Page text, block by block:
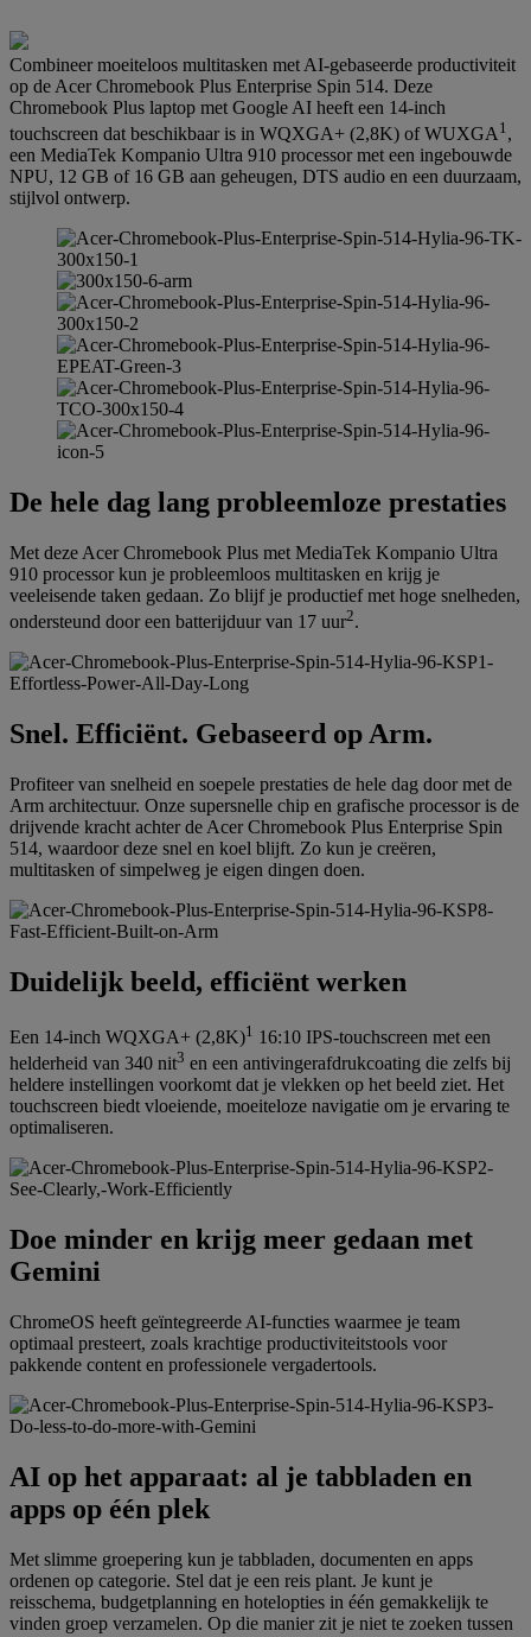
Combineer moeiteloos multitasken met AI-gebaseerde productiviteit
op de Acer Chromebook Plus Enterprise Spin 514. Deze
Chromebook Plus laptop met Google AI heeft een 14-inch
touchscreen dat beschikbaar is in WQXGA+ (2,8K) of WUXGA 1 ,
een MediaTek Kompanio Ultra 910 processor met een ingebouwde
NPU, 12 GB of 16 GB aan geheugen, DTS audio en een duurzaam,
stijlvol ontwerp.
De hele dag lang probleemloze prestaties
Met deze Acer Chromebook Plus met MediaTek Kompanio Ultra
910 processor kun je probleemloos multitasken en krijg je
veeleisende taken gedaan. Zo blijf je productief met hoge snelheden,
ondersteund door een batterijduur van 17 uur2.
Snel. Efficiënt. Gebaseerd op Arm.
Profiteer van snelheid en soepele prestaties de hele dag door met de
Arm architectuur. Onze supersnelle chip en grafische processor is de
drijvende kracht achter de Acer Chromebook Plus Enterprise Spin
514, waardoor deze snel en koel blijft. Zo kun je creëren,
multitasken of simpelweg je eigen dingen doen.
Duidelijk beeld, efficiënt werken
Een 14-inch WQXGA+ (2,8K)1 16:10 IPS-touchscreen met een
helderheid van 340 nit3 en een antivingerafdrukcoating die zelfs bij
heldere instellingen voorkomt dat je vlekken op het beeld ziet. Het
touchscreen biedt vloeiende, moeiteloze navigatie om je ervaring te
optimaliseren.
Doe minder en krijg meer gedaan met
Gemini
ChromeOS heeft geïntegreerde AI-functies waarmee je team
optimaal presteert, zoals krachtige productiviteitstools voor
pakkende content en professionele vergadertools.
AI op het apparaat: al je tabbladen en
apps op één plek
Met slimme groepering kun je tabbladen, documenten en apps
ordenen op categorie. Stel dat je een reis plant. Je kunt je
reisschema, budgetplanning en hotelopties in één gemakkelijk te
vinden groep verzamelen. Op die manier zit je niet te zoeken tussen